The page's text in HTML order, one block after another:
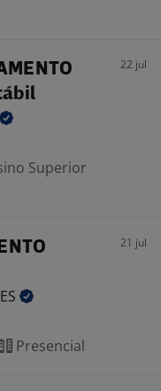
22 jul
Superior
21 jul
Presencial